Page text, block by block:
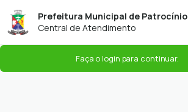
Prefeitura Municipal de Patrocínio
Central de Atendimento
Faça o login para continuar.